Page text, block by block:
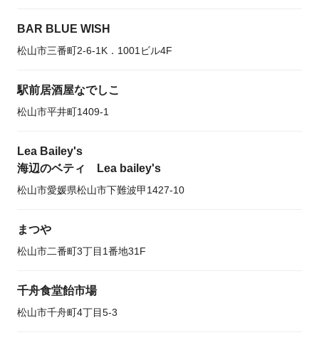
BAR BLUE WISH
松山市三番町2-6-1K．1001ビル4F
駅前居酒屋なでしこ
松山市平井町1409-1
Lea Bailey's
海辺のベティ Lea bailey's
松山市愛媛県松山市下難波甲1427-10
まつや
松山市二番町3丁目1番地31F
千舟食堂飴市場
松山市千舟町4丁目5-3